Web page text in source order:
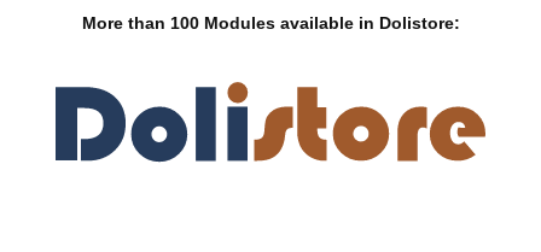
More than 100 Modules available in Dolistore: